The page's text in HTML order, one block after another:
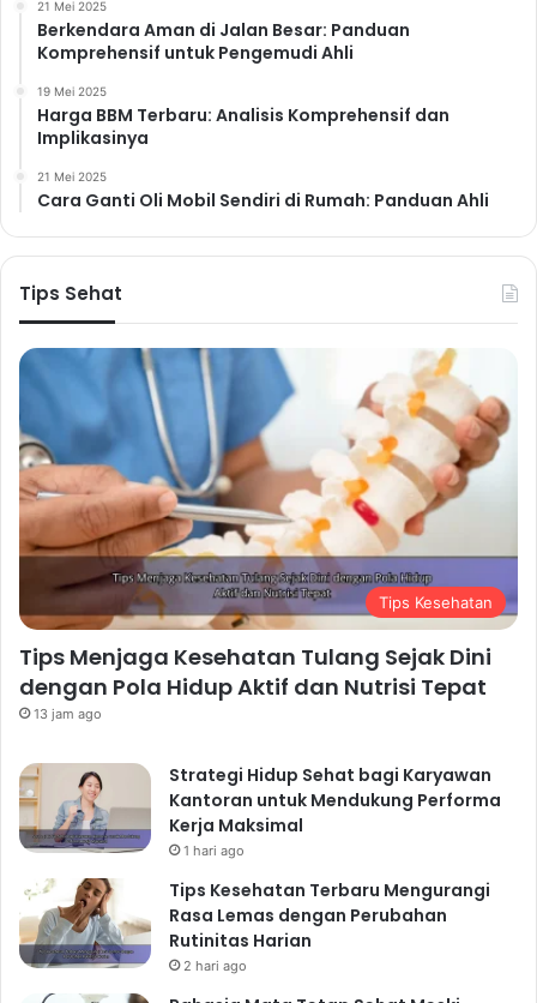
21 Mei 2025
Berkendara Aman di Jalan Besar: Panduan
Komprehensif untuk Pengemudi Ahli
19 Mei 2025
Harga BBM Terbaru: Analisis Komprehensif dan
Implikasinya
21 Mei 2025
Cara Ganti Oli Mobil Sendiri di Rumah: Panduan Ahli
Tips Sehat
Tips Kesehatan
Tips Menjaga Kesehatan Tulang Sejak Dini
dengan Pola Hidup Aktif dan Nutrisi Tepat
13 jam ago
Strategi Hidup Sehat bagi Karyawan
Kantoran untuk Mendukung Performa
Kerja Maksimal
1 hari ago
Tips Kesehatan Terbaru Mengurangi
Rasa Lemas dengan Perubahan
Rutinitas Harian
2 hari ago